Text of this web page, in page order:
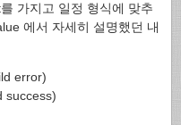
가지고 일정 형식에 맞추
에서 자세히 설명했던 내
error)
success)